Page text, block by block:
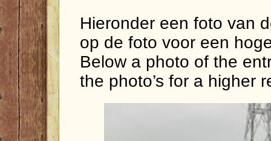
Hieronder een foto van
op de foto voor een
Below a photo of the
the photo’s for a higher